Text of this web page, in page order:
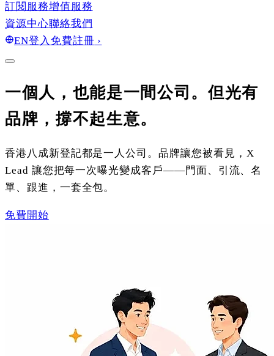
訂閱服務增值服務
資源中心聯絡我們
EN登入 免費註冊 ›
一個人，也能是一間公司。但光有
品牌，撐不起生意。
香港八成新登記都是一人公司。品牌讓您被看見，X
Lead 讓您把每一次曝光變成客戶——門面、引流、名
單、跟進，一套全包。
免費開始